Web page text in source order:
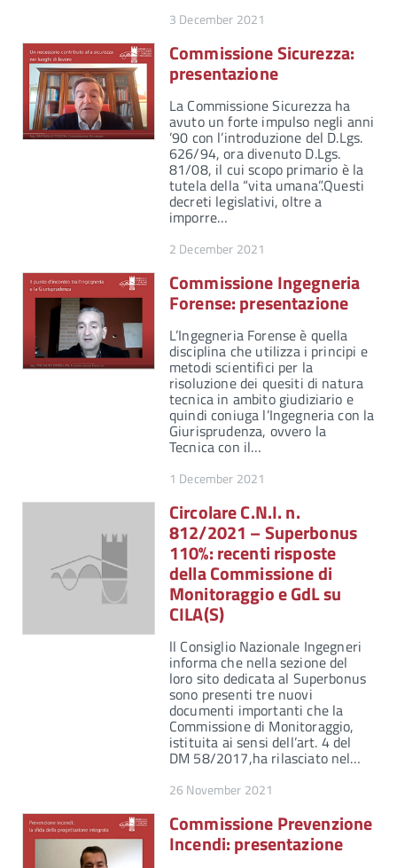
3 December 2021
Commissione Sicurezza:
presentazione
La Commissione Sicurezza ha
avuto un forte impulso negli anni
’90 con l’introduzione del D.Lgs.
626/94, ora divenuto D.Lgs.
81/08, il cui scopo primario è la
tutela della “vita umana”.Questi
decreti legislativi, oltre a
imporre…
2 December 2021
Commissione Ingegneria
Forense: presentazione
L’Ingegneria Forense è quella
disciplina che utilizza i principi e
metodi scientifici per la
risoluzione dei quesiti di natura
tecnica in ambito giudiziario e
quindi coniuga l’Ingegneria con la
Giurisprudenza, ovvero la
Tecnica con il…
1 December 2021
Circolare C.N.I. n.
812/2021 – Superbonus
110%: recenti risposte
della Commissione di
Monitoraggio e GdL su
CILA(S)
ll Consiglio Nazionale Ingegneri
informa che nella sezione del
loro sito dedicata al Superbonus
sono presenti tre nuovi
documenti importanti che la
Commissione di Monitoraggio,
istituita ai sensi dell’art. 4 del
DM 58/2017,ha rilasciato nel…
26 November 2021
Commissione Prevenzione
Incendi: presentazione